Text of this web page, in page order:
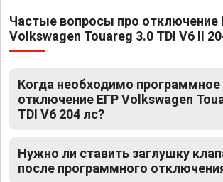
Частые вопросы про отключение
Volkswagen Touareg 3.0 TDI V6 II
Когда необходимо программное
отключение ЕГР Volkswagen
TDI V6 204 лс?
Нужно ли ставить заглушку
после программного